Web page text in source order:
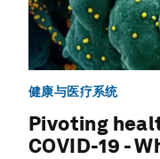
健康与医疗系统
Pivoting
COVID-19 -